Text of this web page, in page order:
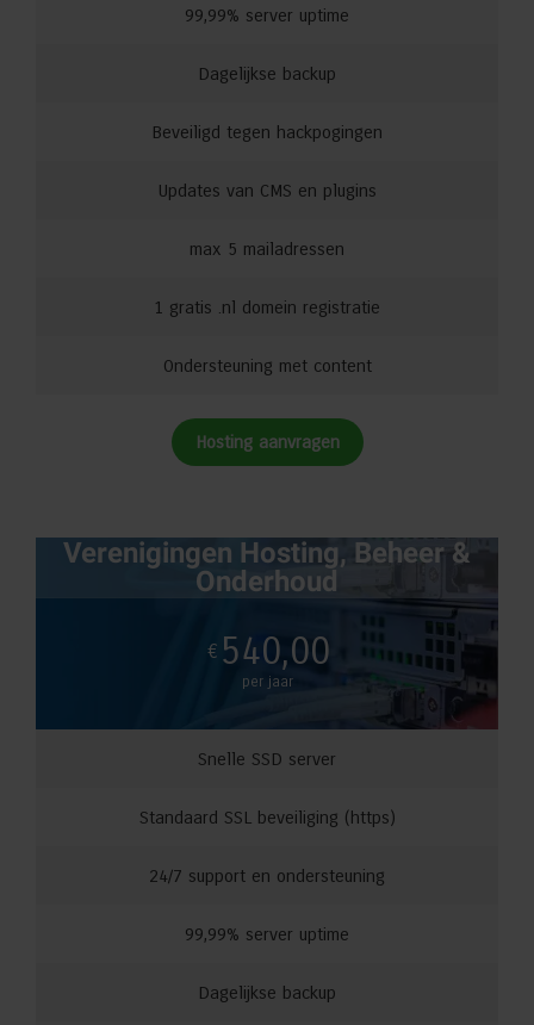
99,99% server uptime
Dagelijkse backup
Beveiligd tegen hackpogingen
Updates van CMS en plugins
max 5 mailadressen
1 gratis .nl domein registratie
Ondersteuning met content
Hosting aanvragen
Verenigingen Hosting, Beheer &
Onderhoud
€ 540,00
per jaar
Snelle SSD server
Standaard SSL beveiliging (https)
24/7 support en ondersteuning
99,99% server uptime
Dagelijkse backup